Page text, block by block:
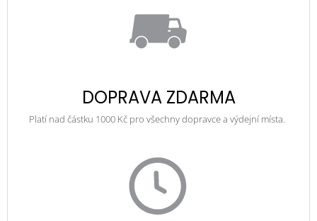
DOPRAVA ZDARMA
Platí nad částku 1000 Kč pro všechny dopravce a výdejní místa.